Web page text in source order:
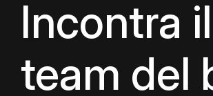
Incontra il
team del